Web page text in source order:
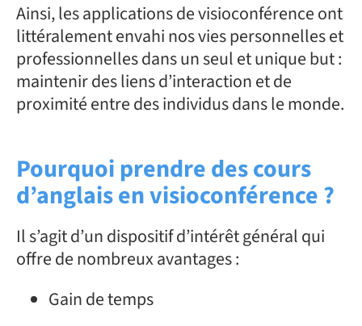
Ainsi, les applications de visioconférence ont
littéralement envahi nos vies personnelles et
professionnelles dans un seul et unique but :
maintenir des liens d’interaction et de
proximité entre des individus dans le monde.
Pourquoi prendre des cours
d’anglais en visioconférence ?
Il s’agit d’un dispositif d’intérêt général qui
offre de nombreux avantages :
Gain de temps